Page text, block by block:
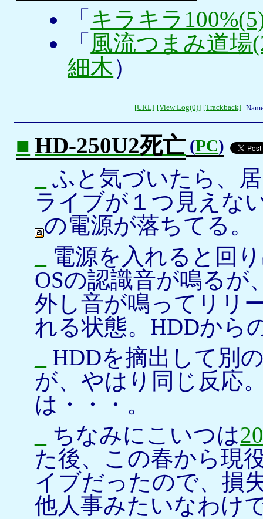
「 キラキラ
「 風流つまみ道場
細木）
[URL] [View Log(0)] [Trackback]
■ HD-250U2死亡 (PC)
ふと気づいたら、
ライブが１つ見えな
の電源が落ちてる。
電源を入れると回
OSの認識音が鳴る
外し音が鳴ってリリ
れる状態。HDDから
HDDを摘出して別
が、やはり同じ反応
は・・・。
ちなみにこいつは
た後、この春から現
イブだったので、損
他人事みたいなわけ